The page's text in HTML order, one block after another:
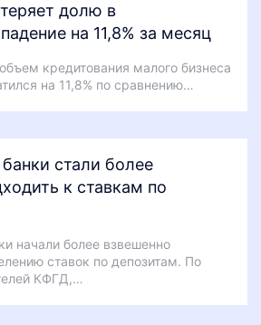
долю в
на 11,8% за месяц
кредитования малого бизнеса
на 11,8% по сравнению…
стали более
к ставкам по
начали более взвешенно
ставок по депозитам. По
КФГД,…